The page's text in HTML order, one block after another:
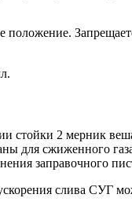
стойки 2 мерник
для сжиженного
заправочного
слива СУГ